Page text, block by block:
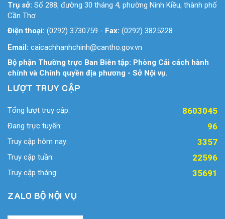
Trụ sở: Số 288, đường 30 tháng 4, phường Ninh Kiều, thành phố
Cần Thơ
Điện thoại: (0292) 3730759 - Fax: (0292) 3825228
Email: caicachhanhchinh@cantho.gov.vn
Bộ phận Thường trực Ban Biên tập: Phòng Cải cách hành
chính và Chính quyền địa phương - Sở Nội vụ.
LƯỢT TRUY CẬP
Tổng lượt truy cập: 8603045
Đang trực tuyến: 96
Truy cập hôm nay: 3357
Truy cập tuần: 22596
Truy cập tháng: 35691
ZALO BỘ NỘI VỤ